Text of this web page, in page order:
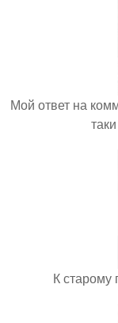
Мой ответ на
К старому